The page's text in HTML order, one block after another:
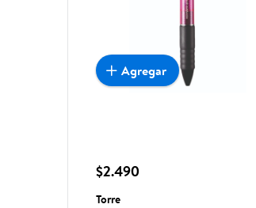
$2.490
Torre
Agregar